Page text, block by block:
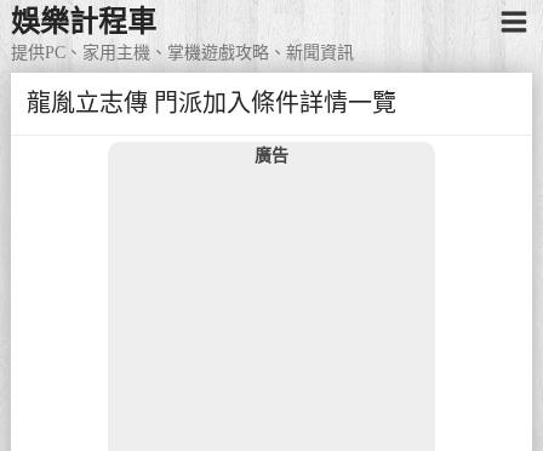
娛樂計程車
提供PC、家用主機、掌機遊戲攻略、新聞資訊
龍胤立志傳 門派加入條件詳情一覽
廣告